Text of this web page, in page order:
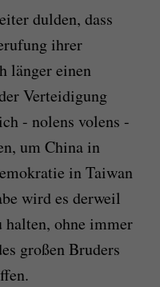
dulden, dass
ihrer
länger einen
Verteidigung
- nolens volens -
um China in
in Taiwan
wird es derweil
halten, ohne immer
großen Bruders